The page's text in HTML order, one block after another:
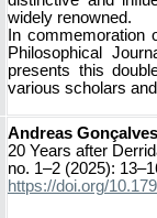
widely renowned.
In commemoration
Philosophical
presents this
various scholars
Andreas
20 Years after
no. 1–2 (2025):
https://doi.org/